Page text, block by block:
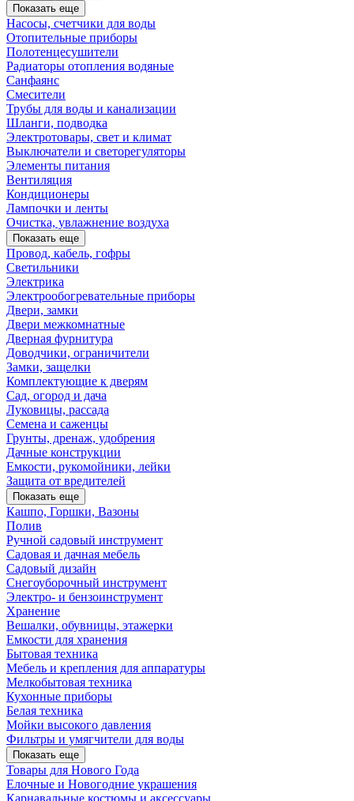
Показать еще
Насосы, счетчики для воды
Отопительные приборы
Полотенцесушители
Радиаторы отопления водяные
Санфаянс
Смесители
Трубы для воды и канализации
Шланги, подводка
Электротовары, свет и климат
Выключатели и светорегуляторы
Элементы питания
Вентиляция
Кондиционеры
Лампочки и ленты
Очистка, увлажнение воздуха
Показать еще
Провод, кабель, гофры
Светильники
Электрика
Электрообогревательные приборы
Двери, замки
Двери межкомнатные
Дверная фурнитура
Доводчики, ограничители
Замки, защелки
Комплектующие к дверям
Сад, огород и дача
Луковицы, рассада
Семена и саженцы
Грунты, дренаж, удобрения
Дачные конструкции
Емкости, рукомойники, лейки
Защита от вредителей
Показать еще
Кашпо, Горшки, Вазоны
Полив
Ручной садовый инструмент
Садовая и дачная мебель
Садовый дизайн
Снегоуборочный инструмент
Электро- и бензоинструмент
Хранение
Вешалки, обувницы, этажерки
Емкости для хранения
Бытовая техника
Мебель и крепления для аппаратуры
Мелкобытовая техника
Кухонные приборы
Белая техника
Мойки высокого давления
Фильтры и умягчители для воды
Показать еще
Товары для Нового Года
Елочные и Новогодние украшения
Карнавальные костюмы и аксессуары